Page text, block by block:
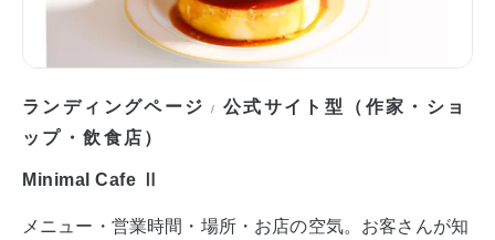
ランディングページ / 公式サイト型（作家・ショ
ップ・飲食店）
Minimal Cafe Ⅱ
メニュー・営業時間・場所・お店の空気。お客さんが知